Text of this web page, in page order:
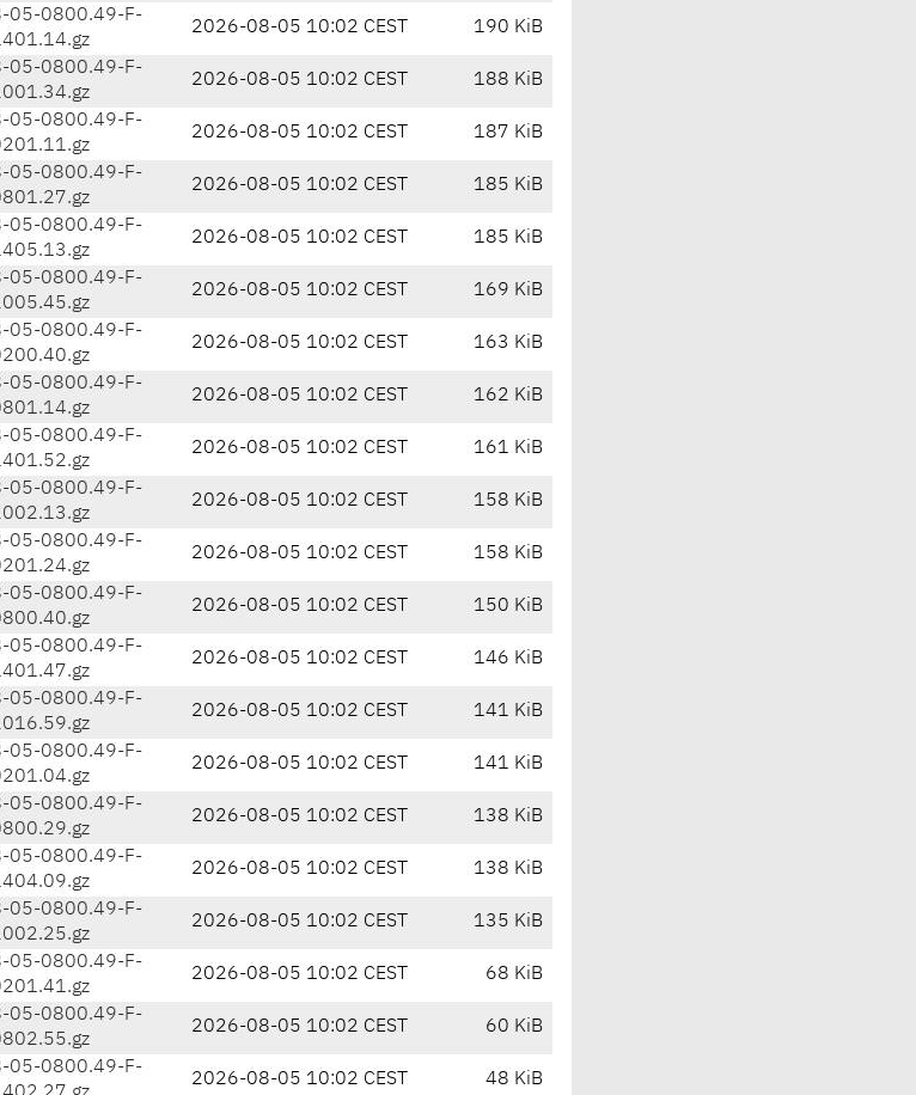
05-0800.49-F-
2026-08-05 10:02 CEST 190 KiB
05-0800.49-F-
2026-08-05 10:02 CEST 188 KiB
05-0800.49-F-
2026-08-05 10:02 CEST 187 KiB
05-0800.49-F-
2026-08-05 10:02 CEST 185 KiB
05-0800.49-F-
2026-08-05 10:02 CEST 185 KiB
05-0800.49-F-
2026-08-05 10:02 CEST 169 KiB
05-0800.49-F-
2026-08-05 10:02 CEST 163 KiB
05-0800.49-F-
2026-08-05 10:02 CEST 162 KiB
05-0800.49-F-
2026-08-05 10:02 CEST 161 KiB
05-0800.49-F-
2026-08-05 10:02 CEST 158 KiB
05-0800.49-F-
2026-08-05 10:02 CEST 158 KiB
05-0800.49-F-
2026-08-05 10:02 CEST 150 KiB
05-0800.49-F-
2026-08-05 10:02 CEST 146 KiB
05-0800.49-F-
2026-08-05 10:02 CEST 141 KiB
05-0800.49-F-
2026-08-05 10:02 CEST 141 KiB
05-0800.49-F-
2026-08-05 10:02 CEST 138 KiB
05-0800.49-F-
2026-08-05 10:02 CEST 138 KiB
05-0800.49-F-
2026-08-05 10:02 CEST 135 KiB
05-0800.49-F-
2026-08-05 10:02 CEST 68 KiB
05-0800.49-F-
2026-08-05 10:02 CEST 60 KiB
05-0800.49-F-
2026-08-05 10:02 CEST 48 KiB